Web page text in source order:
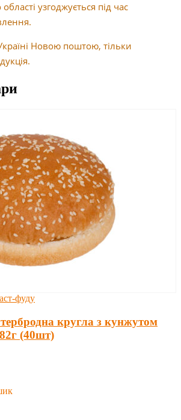
узгоджується під час
Новою поштою, тільки
фуду
кругла з кунжутом
(40шт)